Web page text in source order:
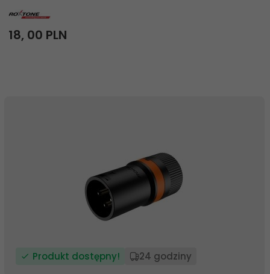
18, 00 PLN
Produkt dostępny! 24 godziny